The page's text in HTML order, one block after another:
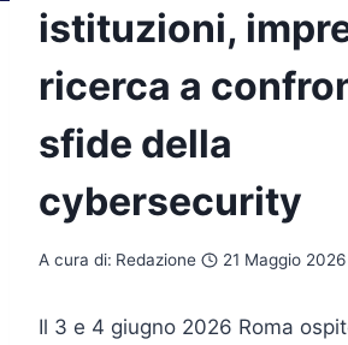
istituzioni,
ricerca a
sfide della
cybersecurity
A cura di: Redazione 21 Maggio 2026
Il 3 e 4 giugno 2026 Roma